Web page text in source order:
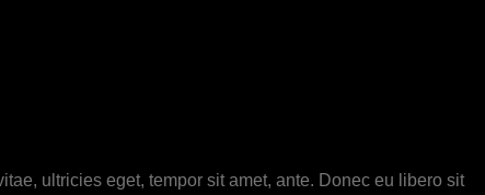
ultricies eget, tempor sit amet, ante. Donec eu libero sit